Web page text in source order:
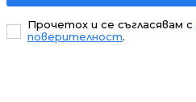
Прочетох и се съгласявам с
поверителност.